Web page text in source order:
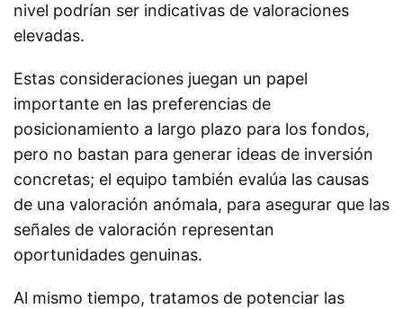
nivel podrían ser indicativas de valoraciones
elevadas.
Estas consideraciones juegan un papel
importante en las preferencias de
posicionamiento a largo plazo para los fondos,
pero no bastan para generar ideas de inversión
concretas; el equipo también evalúa las causas
de una valoración anómala, para asegurar que las
señales de valoración representan
oportunidades genuinas.
Al mismo tiempo, tratamos de potenciar las